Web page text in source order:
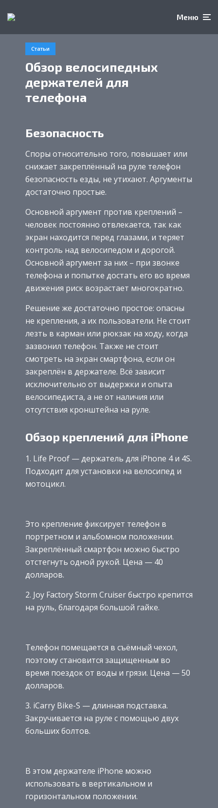
Меню
Статьи
Обзор велосипедных
держателей для
телефона
Безопасность
Споры относительно того, повышает или
снижает закреплённый на руле телефон
безопасность езды, не утихают. Аргументы
достаточно простые.
Основной аргумент против креплений –
человек постоянно отвлекается, так как
экран находится перед глазами, и теряет
контроль над велосипедом и дорогой.
Основной аргумент за них – при звонке
телефона и попытке достать его во время
движения риск возрастает многократно.
Решение же достаточно простое: опасны
не крепления, а их пользователи. Не стоит
лезть в карман или рюкзак на ходу, когда
зазвонил телефон. Также не стоит
смотреть на экран смартфона, если он
закреплён в держателе. Всё зависит
исключительно от выдержки и опыта
велосипедиста, а не от наличия или
отсутствия кронштейна на руле.
Обзор креплений для iPhone
1. Life Proof — держатель для iPhone 4 и 4S.
Подходит для установки на велосипед и
мотоцикл.
Это крепление фиксирует телефон в
портретном и альбомном положении.
Закреплённый смартфон можно быстро
отстегнуть одной рукой. Цена — 40
долларов.
2. Joy Factory Storm Cruiser быстро крепится
на руль, благодаря большой гайке.
Телефон помещается в съёмный чехол,
поэтому становится защищенным во
время поездок от воды и грязи. Цена — 50
долларов.
3. iCarry Bike-S — длинная подставка.
Закручивается на руле с помощью двух
больших болтов.
В этом держателе iPhone можно
использовать в вертикальном и
горизонтальном положении.